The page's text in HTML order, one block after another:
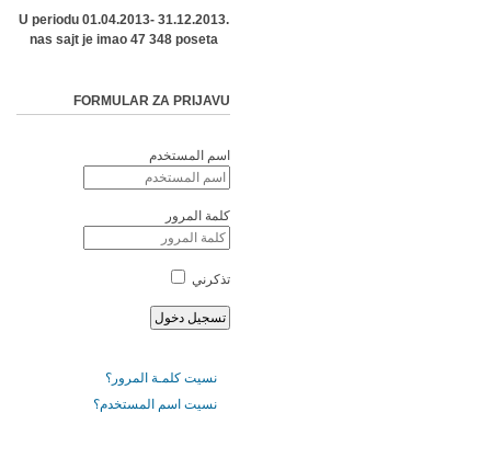
U periodu 01.04.2013- 31.12.2013.
nas sajt je imao 47 348 poseta
FORMULAR ZA PRIJAVU
اسم المستخدم
كلمة المرور
تذكرني
نسيت كلمـة المرور؟
نسيت اسم المستخدم؟